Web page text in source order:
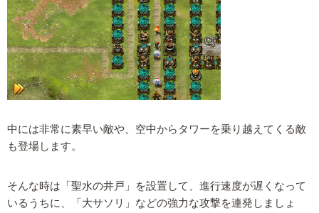
中には非常に素早い敵や、空中からタワーを乗り越えてくる敵
も登場します。
そんな時は「聖水の井戸」を設置して、進行速度が遅くなって
いるうちに、「大サソリ」などの強力な攻撃を連発しましょ